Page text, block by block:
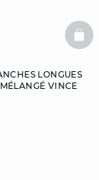
LONGUES
VINCE